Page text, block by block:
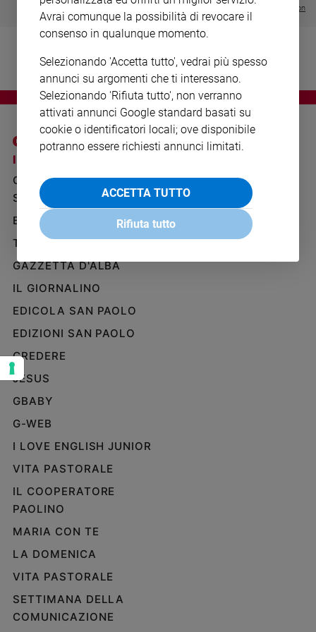
Ambiente
Volontariato
Aziende
Caso
della
Migranti
Diversità
e
inclusione
Cultura
spettacoli
Sanremo
Cinema,
Tv
e
Libri
Musica
Arte
Famiglia
ed
e
figli
Coppia
Visualizza tutte le collection
I SITI SAN PAOLO
GRUPPO EDITORIALE
SAN PAOLO
BENESSERE
TELENOVA
GAZZETTA D'ALBA
IL GIORNALINO
EDICOLA SAN PAOLO
EDIZIONI SAN PAOLO
CREDERE
JESUS
GBABY
G-WEB
I LOVE ENGLISH JUNIOR
VITA PASTORALE
IL COOPERATORE
PAOLINO
MARIA CON TE
LA DOMENICA
VITA PASTORALE
SETTIMANA DELLA
COMUNICAZIONE
PRIVACY POLICY
WHISTLEBLOWING
SOCIAL
Avrai comunque la possibilità di revocare il
consenso in qualunque momento.
Selezionando 'Accetta tutto', vedrai più spesso
annunci su argomenti che ti interessano.
Selezionando 'Rifiuta tutto', non verranno
attivati annunci Google standard basati su
cookie o identificatori locali; ove disponibile
potranno essere richiesti annunci limitati.
ACCETTA TUTTO
Rifiuta tutto